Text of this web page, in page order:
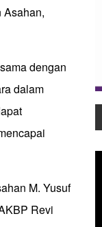
Asahan,
dengan
dalam
M. Yusuf
Revi